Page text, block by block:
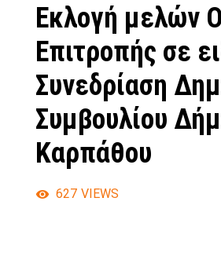
Εκλογή μελών
Επιτροπής σε
Συνεδρίαση
Συμβουλίου
Καρπάθου
627 VIEWS